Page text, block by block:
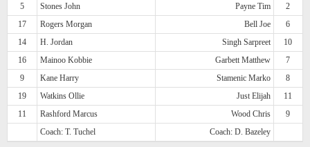
5
Stones John Payne Tim
2
17
Rogers Morgan Bell Joe
6
14
H. Jordan Singh Sarpreet
10
16
Mainoo Kobbie Garbett Matthew
7
9
Kane Harry Stamenic Marko
8
19
Watkins Ollie Just Elijah
11
11
Rashford Marcus Wood Chris
9
Coach: T. Tuchel
Coach: D. Bazeley